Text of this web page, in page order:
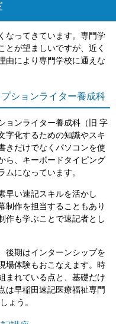
なってきています。専門学
とが望ましいですが、近く
由により専門学校に通えな
ションライター養成科
ョンライター養成科（旧 字
字化するための知識やスキ
きだけでなくパソコンを使
ら、キーボードタイピング
ムになっています。
早い速記スキルを活かし
制作を担当することもあり
作も学ぶことで速記者とし
後期はインターンシップを
場体験もおこなえます。時
まれている点と、基礎だけ
は早稲田速記医療福祉専門
ょう。